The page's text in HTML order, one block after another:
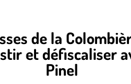
de la
et défiscaliser
Pinel